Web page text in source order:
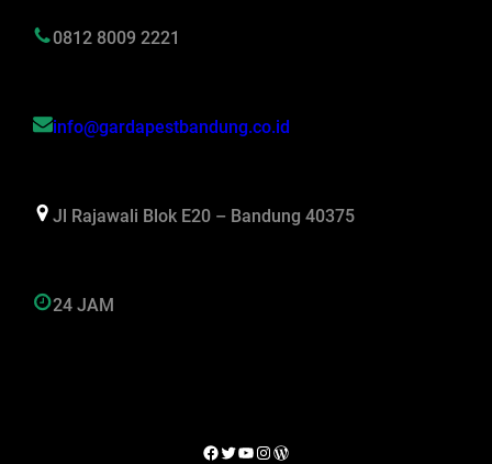
0812 8009 2221
info@gardapestbandung.co.id
Jl Rajawali Blok E20 – Bandung 40375
24 JAM
Facebook
Twitter
YouTube
Instagram
WordPress